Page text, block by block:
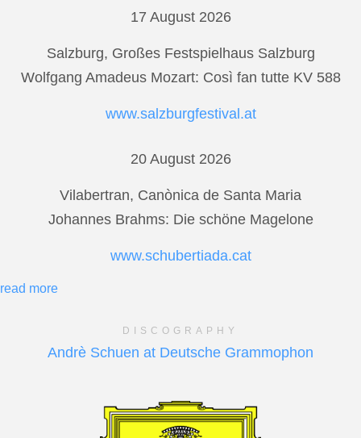
17 August 2026
Salzburg, Großes Festspielhaus Salzburg
Wolfgang Amadeus Mozart: Così fan tutte KV 588
www.salzburgfestival.at
20 August 2026
Vilabertran, Canònica de Santa Maria
Johannes Brahms: Die schöne Magelone
www.schubertiada.cat
read more
DISCOGRAPHY
Andrè Schuen at Deutsche Grammophon